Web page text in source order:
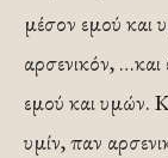
μέσον εμού και
αρσενικόν, …και
εμού και υμών.
υμίν, παν